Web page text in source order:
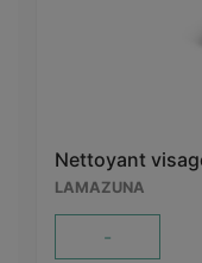
LAMAZUNA
-